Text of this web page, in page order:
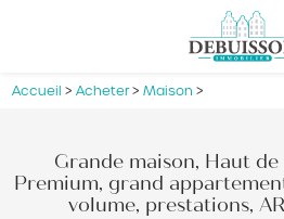
Accueil >Acheter>Maison>
Grande maison, Haut de
Premium, grand
volume, prestations,
Panneau de gestion des cookies